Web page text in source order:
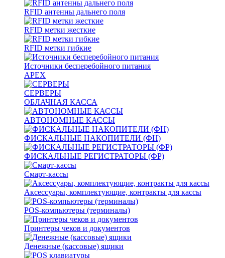
RFID антенны дальнего поля
RFID метки жесткие
RFID метки гибкие
Источники бесперебойного питания
APEX
СЕРВЕРЫ
ОБЛАЧНАЯ КАССА
АВТОНОМНЫЕ КАССЫ
ФИСКАЛЬНЫЕ НАКОПИТЕЛИ (ФН)
ФИСКАЛЬНЫЕ РЕГИСТРАТОРЫ (ФР)
Смарт-кассы
Аксессуары, комплектующие, контракты для кассы
POS-компьютеры (терминалы)
Принтеры чеков и документов
Денежные (кассовые) ящики